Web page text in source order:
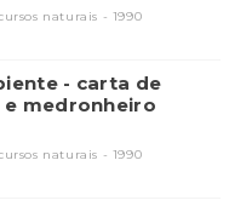
naturais - 1990
- carta de
medronheiro
naturais - 1990